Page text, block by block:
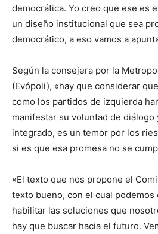
democrática. Yo creo que ese es
un diseño institucional que sea
democrático, a eso vamos a
Según la consejera por la
(Evópoli), «hay que considerar
como los partidos de izquierda
manifestar su voluntad de diálogo
integrado, es un temor por los
si es que esa promesa no se
«El texto que nos propone el
texto bueno, con el cual podemos
habilitar las soluciones que
hay que buscar hacia el futuro.